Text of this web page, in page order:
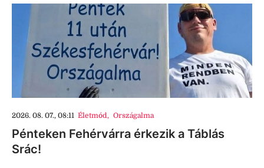
2026. 08. 07., 08:11 Életmód, Országalma
Pénteken Fehérvárra érkezik a Táblás
Srác!